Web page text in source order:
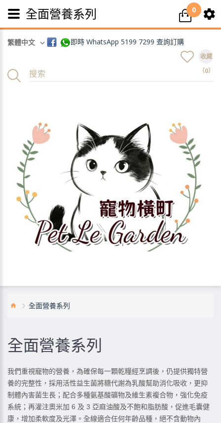
即時 WhatsApp 5199 7299 查詢訂購
繁體中文
0
收藏
（0）
全面營養系列
全面營養系列
我們重視寵物的營養，為確保每一顆乾糧經烹調後，仍提供獨特營
養的完整性，採用活性益生菌將糖代謝為乳酸幫助消化吸收，更抑
制體內害菌生長；配合多種氨基酸礦物及維生素複合物，強化免疫
系統；再灌注奧米加 6 及 3 亞麻油酸及不飽和脂肪酸，促進毛囊健
康，增加柔軟度及光澤。全線適合任何年齡品種，絕不含動物內
全面營養系列